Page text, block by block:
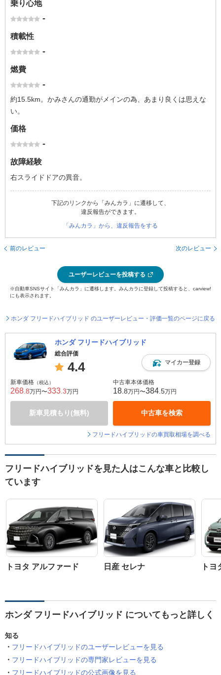
乗り心地
-
積載性
-
燃費
-
約15.5km。かみさんの通勤がメインの為、あまり良くは思えな
い。
価格
-
故障経験
右スライドドアの異音。
下記のリンクから「みんカラ」に遷移して、
違反報告ができます。
「みんカラ」から、違反報告をする
前のレビュー 次のレビュー
ユーザーレビューを投稿する
※自動車SNSサイト「みんカラ」に遷移します。みんカラに登録して投稿すると、carview!
にも表示されます。
ホンダ フリードハイブリッド のユーザーレビュー・評価一覧のページに戻る
ホンダ フリードハイブリッド
総合評価
4.4 マイカー登録
新車価格 （税込）
268 .8万円〜333 .3万円
新車見積もり(無料)
中古車本体価格
18 .8万円〜384 .5万円
中古車を検索
フリードハイブリッドの車買取相場を調べる
フリードハイブリッドを見た人はこんな車と比較し
ています
トヨタ アルファード 日産 セレナ ト
ホンダ フリードハイブリッド についてもっと詳しく
知る
フリードハイブリッドのユーザーレビューを見る
フリードハイブリッドの専門家レビューを見る
フリードハイブリッドの公式画像を見る